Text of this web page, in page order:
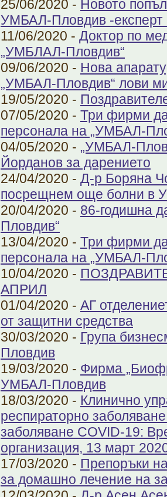
25/06/2020 - Новото
УМБАЛ-Пловдив -експерт
11/06/2020 - Доктор по
„УМБЛАЛ-Пловдив“
09/06/2020 - Нова
„УМБАЛ-Пловдив“ лови
19/05/2020 -
07/05/2020 - Три фирми
персонала на „УМБАЛ-
04/05/2020 - „УМБАЛ-
Йорданов за дарението
24/04/2020 - Д-р Боряна
посрещнем още болни в
20/04/2020 - 86-годишна
Пловдив“
13/04/2020 - Три фирми
персонала на „УМБАЛ-
10/04/2020 -
АПРИЛ
01/04/2020 - АГ
от защитни средства
30/03/2020 - Група
Пловдив
19/03/2020 - Фирма
УМБАЛ-Пловдив
18/03/2020 - Клинично
респираторно
заболяване COVID-19:
организация, 13 март
17/03/2020 - Препоръки
за домашно лечение на